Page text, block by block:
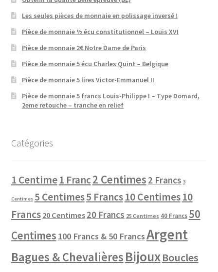
Les seules pièces de monnaie en polissage inversé !
Pièce de monnaie ½ écu constitutionnel – Louis XVI
Pièce de monnaie 2€ Notre Dame de Paris
Pièce de monnaie 5 écu Charles Quint – Belgique
Pièce de monnaie 5 lires Victor-Emmanuel II
Pièce de monnaie 5 francs Louis-Philippe I – Type Domard,
2eme retouche – tranche en relief
Catégories
1 Centime1 Franc2 Centimes 2 Francs 3
Centimes 5 Centimes5 Francs10 Centimes10
Francs 20 Centimes 20 Francs 25 Centimes 40 Francs 50
Centimes 100 Francs & 50 FrancsArgent
Bagues & ChevalièresBijouxBoucles